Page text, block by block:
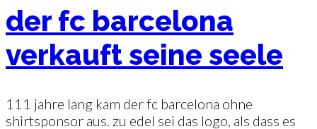
der fc barcelona
verkauft seine seele
111 jahre lang kam der fc barcelona ohne
shirtsponsor aus. zu edel sei das logo, als dass es